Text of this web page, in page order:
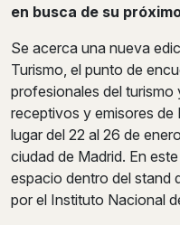
en busca de su
Se acerca una nueva
Turismo, el punto de
profesionales del turismo
receptivos y emisores de
lugar del 22 al 26 de
ciudad de Madrid. En
espacio dentro del stand
por el Instituto Nacional